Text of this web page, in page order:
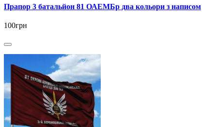
Прапор 3 батальйон 81 ОАЕМБр два кольори з написом
100грн